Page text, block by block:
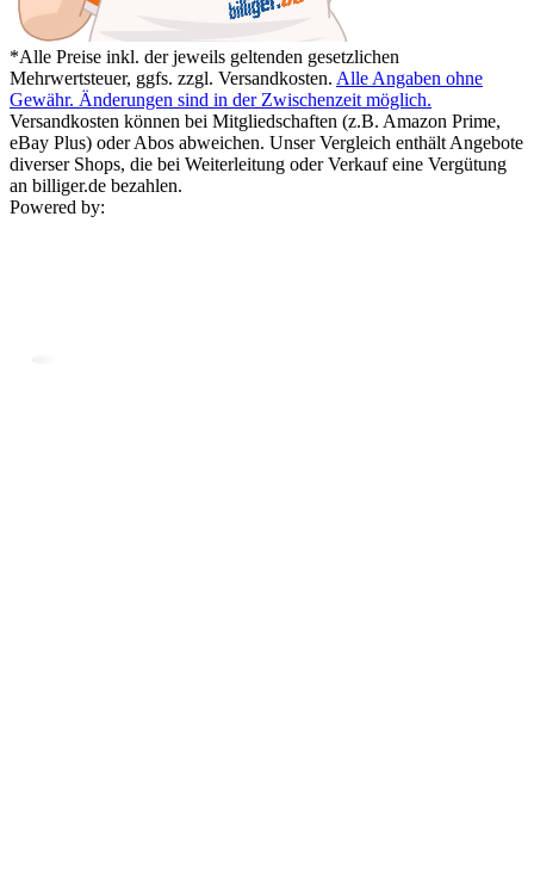
*Alle Preise inkl. der jeweils geltenden gesetzlichen
Mehrwertsteuer, ggfs. zzgl. Versandkosten. Alle Angaben ohne
Gewähr. Änderungen sind in der Zwischenzeit möglich.
Versandkosten können bei Mitgliedschaften (z.B. Amazon Prime,
eBay Plus) oder Abos abweichen. Unser Vergleich enthält Angebote
diverser Shops, die bei Weiterleitung oder Verkauf eine Vergütung
an billiger.de bezahlen.
Powered by: